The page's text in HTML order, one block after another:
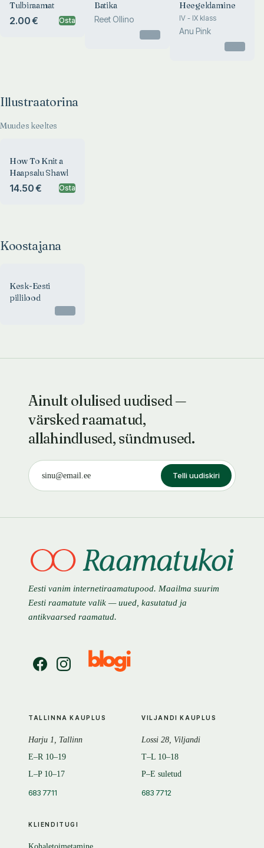
Tulbiraamat
2.00 € Osta
Batika
Reet Ollino
Heegeldamine
IV - IX klass
Anu Pink
Illustraatorina
Muudes keeltes
How To Knit a
Haapsalu Shawl
14.50 € Osta
Koostajana
Kesk-Eesti
pillilood
Ainult olulised uudised —
värsked raamatud,
allahindlused, sündmused.
Telli uudiskiri
Eesti vanim internetiraamatupood. Maailma suurim
Eesti raamatute valik — uued, kasutatud ja
antikvaarsed raamatud.
KLIENDITUGI
TALLINNA KAUPLUS
Harju 1, Tallinn
E–R 10–19
L–P 10–17
683 7711
VILJANDI KAUPLUS
Lossi 28, Viljandi
T–L 10–18
P–E suletud
683 7712